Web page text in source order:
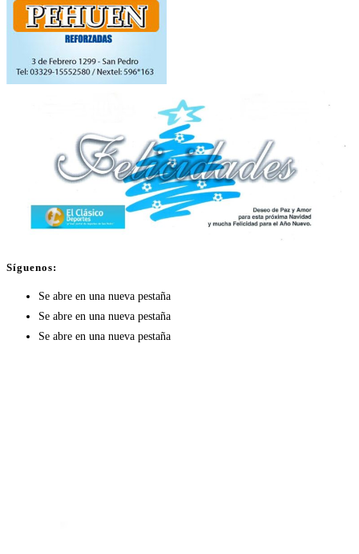
Síguenos:
Se abre en una nueva pestaña
Se abre en una nueva pestaña
Se abre en una nueva pestaña